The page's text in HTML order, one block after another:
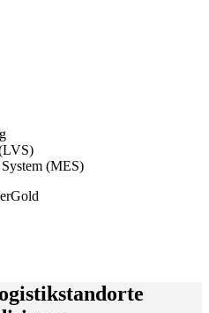
(MES)